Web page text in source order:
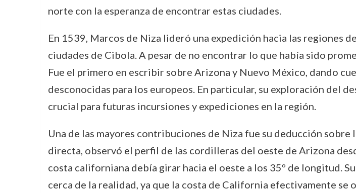
norte con la esperanza de encontrar estas ciudades.
En 1539, Marcos de Niza lideró una expedición hacia las regiones
ciudades de Cibola. A pesar de no encontrar lo que había sido
Fue el primero en escribir sobre Arizona y Nuevo México, dando
desconocidas para los europeos. En particular, su exploración del
crucial para futuras incursiones y expediciones en la región.
Una de las mayores contribuciones de Niza fue su deducción
directa, observó el perfil de las cordilleras del oeste de Arizona
costa californiana debía girar hacia el oeste a los 35º de longitud.
cerca de la realidad, ya que la costa de California efectivamente se